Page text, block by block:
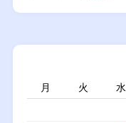
月
火 水